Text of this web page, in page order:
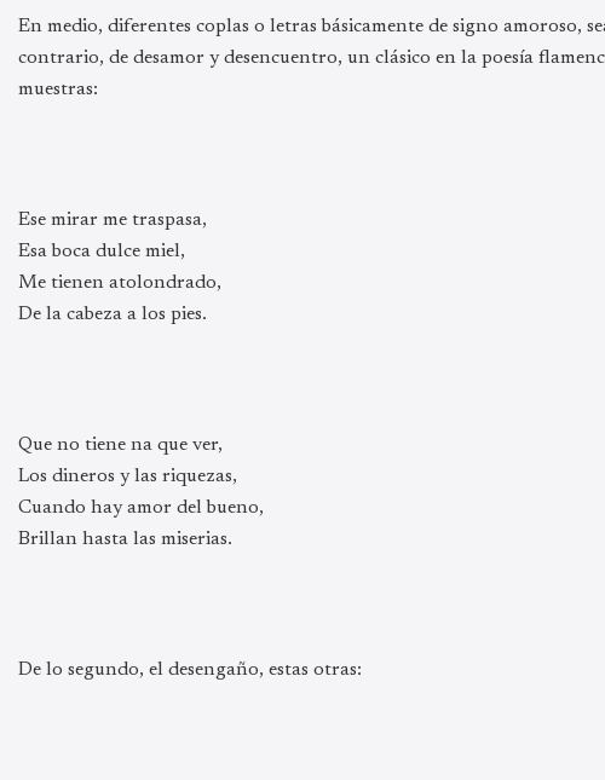
En medio, diferentes coplas o letras básicamente de signo amoroso,
contrario, de desamor y desencuentro, un clásico en la poesía
muestras:
Ese mirar me traspasa,
Esa boca dulce miel,
Me tienen atolondrado,
De la cabeza a los pies.
Que no tiene na que ver,
Los dineros y las riquezas,
Cuando hay amor del bueno,
Brillan hasta las miserias.
De lo segundo, el desengaño, estas otras: